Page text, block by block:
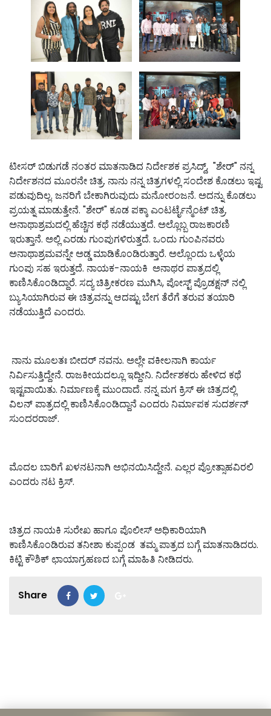
ಟೀಸರ್ ಬಿಡುಗಡೆ ನಂತರ ಮಾತನಾಡಿದ ನಿರ್ದೇಶಕ ಪ್ರಸಿದ್ದ್, "ಶೇರ್" ನನ್ನ
ನಿರ್ದೇಶನದ ಮೂರನೇ ಚಿತ್ರ. ನಾನು ನನ್ನ ಚಿತ್ರಗಳಲ್ಲಿ ಸಂದೇಶ ಕೊಡಲು ಇಷ್ಟ
ಪಡುವುದಿಲ್ಲ. ಜನರಿಗೆ ಬೇಕಾಗಿರುವುದು ಮನೋರಂಜನೆ. ಅದನ್ನು ಕೊಡಲು
ಪ್ರಯತ್ನ ಮಾಡುತ್ತೇನೆ. "ಶೇರ್" ಕೂಡ ಪಕ್ಕಾ ಎಂಟರ್ಟೈನ್ಮೆಂಟ್ ಚಿತ್ರ.
ಅನಾಥಾಶ್ರಮದಲ್ಲಿ ಹೆಚ್ಚಿನ ಕಥೆ ನಡೆಯುತ್ತದೆ. ಅಲ್ಲೊಬ್ಬ ರಾಜಕಾರಣಿ
ಇರುತ್ತಾನೆ. ಅಲ್ಲಿ ಎರಡು ಗುಂಪುಗಳಿರುತ್ತದೆ. ಒಂದು ಗುಂಪಿನವರು
ಅನಾಥಾಶ್ರಮವನ್ನೇ ಅಡ್ಡ ಮಾಡಿಕೊಂಡಿರುತ್ತಾರೆ. ಅಲ್ಲೊಂದು ಒಳ್ಳೆಯ
ಗುಂಪು ಸಹ ಇರುತ್ತದೆ. ನಾಯಕ-ನಾಯಕಿ ಅನಾಥರ ಪಾತ್ರದಲ್ಲಿ
ಕಾಣಿಸಿಕೊಂಡಿದ್ದಾರೆ. ಸದ್ಯ ಚಿತ್ರೀಕರಣ ಮುಗಿಸಿ,‌ ಪೋಸ್ಟ್ ಪ್ರೊಡಕ್ಷನ್ ನಲ್ಲಿ
ಬ್ಯುಸಿಯಾಗಿರುವ ಈ ಚಿತ್ರವನ್ನು ಆದಷ್ಟು ಬೇಗ ತೆರೆಗೆ ತರುವ ತಯಾರಿ‌
ನಡೆಯುತ್ತಿದೆ ಎಂದರು.
ನಾನು‌ ಮೂಲತಃ ಬೀದರ್ ನವನು. ಅಲ್ಲೇ ವಕೀಲನಾಗಿ ಕಾರ್ಯ
ನಿರ್ವಿಸುತ್ತಿದ್ದೇನೆ. ರಾಜಕೀಯದಲ್ಲೂ ಇದ್ದೀನಿ. ನಿರ್ದೇಶಕರು ಹೇಳಿದ ಕಥೆ
ಇಷ್ಟವಾಯಿತು. ನಿರ್ಮಾಣಕ್ಕೆ ಮುಂದಾದೆ. ನನ್ನ ಮಗ ಕ್ರಿಸ್ ಈ ಚಿತ್ರದಲ್ಲಿ
ವಿಲನ್ ಪಾತ್ರದಲ್ಲಿ ಕಾಣಿಸಿಕೊಂಡಿದ್ದಾನೆ ಎಂದರು ನಿರ್ಮಾಪಕ ಸುದರ್ಶನ್
ಸುಂದರರಾಜ್.
ಮೊದಲ ಬಾರಿಗೆ ಖಳನಟನಾಗಿ ಅಭಿನಯಿಸಿದ್ದೇನೆ. ಎಲ್ಲರ ಪ್ರೋತ್ಸಾಹವಿರಲಿ
ಎಂದರು ನಟ ಕ್ರಿಸ್.
ಚಿತ್ರದ ನಾಯಕಿ ಸುರೇಖ ಹಾಗೂ ಪೊಲೀಸ್ ಅಧಿಕಾರಿಯಾಗಿ
ಕಾಣಿಸಿಕೊಂಡಿರುವ ತನೀಶಾ ಕುಪ್ಪಂಡ ತಮ್ಮ ಪಾತ್ರದ ಬಗ್ಗೆ ಮಾತನಾಡಿದರು.
ಕಿಟ್ಟಿ ಕೌಶಿಕ್ ಛಾಯಾಗ್ರಹಣದ ಬಗ್ಗೆ ಮಾಹಿತಿ ನೀಡಿದರು.
Share